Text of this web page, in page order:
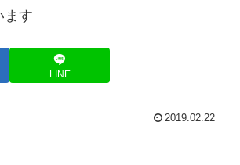
ます
LINE
2019.02.22